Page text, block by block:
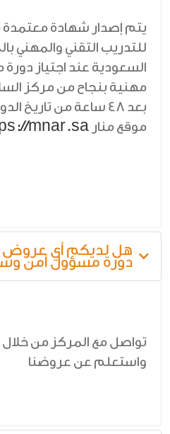
يتم إصدار شهادة
للتدريب التقني والمهني
السعودية عند اجتياز
مهنية بنجاح من مركز
بعد 48 ساعة من تاريخ
موقع منار
هل لديكم أي عروض
دورة مسؤول أمن
تواصل مع المركز من خلال
واستعلم عن عروضنا